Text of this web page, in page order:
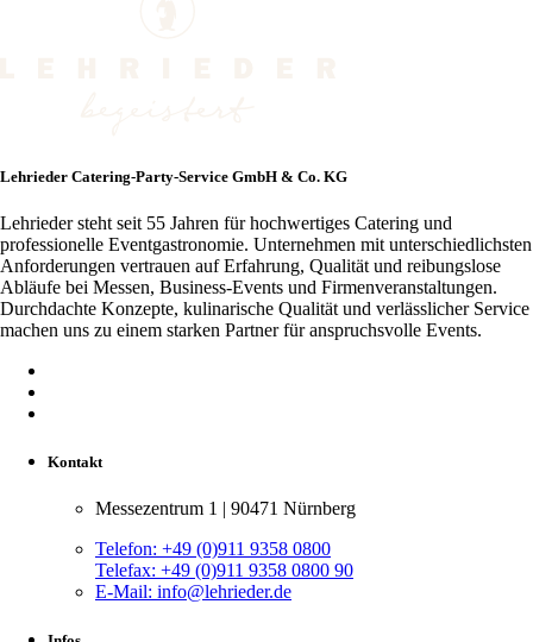
Lehrieder Catering-Party-Service GmbH & Co. KG
Lehrieder steht seit 55 Jahren für hochwertiges Catering und
professionelle Eventgastronomie. Unternehmen mit unterschiedlichsten
Anforderungen vertrauen auf Erfahrung, Qualität und reibungslose
Abläufe bei Messen, Business-Events und Firmenveranstaltungen.
Durchdachte Konzepte, kulinarische Qualität und verlässlicher Service
machen uns zu einem starken Partner für anspruchsvolle Events.
Kontakt
Messezentrum 1 | 90471 Nürnberg
Telefon: +49 (0)911 9358 0800
Telefax: +49 (0)911 9358 0800 90
E-Mail: info@lehrieder.de